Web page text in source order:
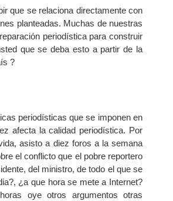
que se relaciona directamente con
planteadas. Muchas de nuestras
periodística para construir
que se deba esto a partir de la
?
periodísticas que se imponen en
afecta la calidad periodística. Por
asisto a diez foros a la semana
el conflicto que el pobre reportero
del ministro, de todo el que se
¿a que hora se mete a Internet?
oye otros argumentos otras